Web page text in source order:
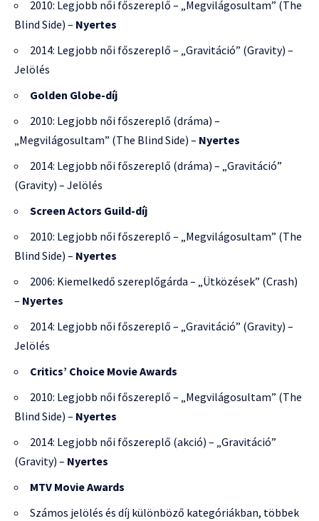
2010: Legjobb női főszereplő – „Megvilágosultam” (The
Blind Side) – Nyertes
2014: Legjobb női főszereplő – „Gravitáció” (Gravity) –
Jelölés
Golden Globe-díj
2010: Legjobb női főszereplő (dráma) –
„Megvilágosultam” (The Blind Side) – Nyertes
2014: Legjobb női főszereplő (dráma) – „Gravitáció”
(Gravity) – Jelölés
Screen Actors Guild-díj
2010: Legjobb női főszereplő – „Megvilágosultam” (The
Blind Side) – Nyertes
2006: Kiemelkedő szereplőgárda – „Ütközések” (Crash)
– Nyertes
2014: Legjobb női főszereplő – „Gravitáció” (Gravity) –
Jelölés
Critics’ Choice Movie Awards
2010: Legjobb női főszereplő – „Megvilágosultam” (The
Blind Side) – Nyertes
2014: Legjobb női főszereplő (akció) – „Gravitáció”
(Gravity) – Nyertes
MTV Movie Awards
Számos jelölés és díj különböző kategóriákban, többek